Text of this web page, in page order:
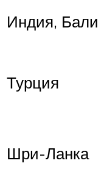
Индия, Бали
Турция
Шри-Ланка